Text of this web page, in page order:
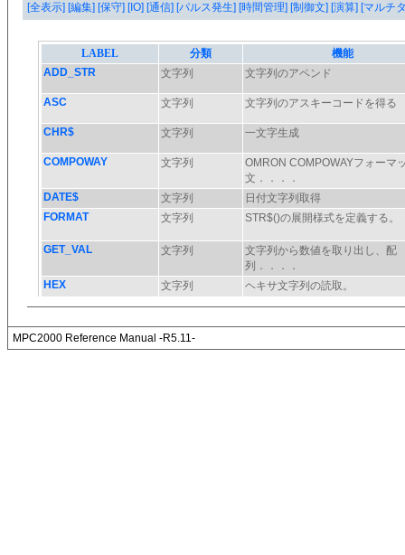
[全表示] [編集] [保守] [IO] [通信] [パルス発生] [時間管理] [制御文] [演算] [マルチ
MPC2000 Reference Manual -R5.11-